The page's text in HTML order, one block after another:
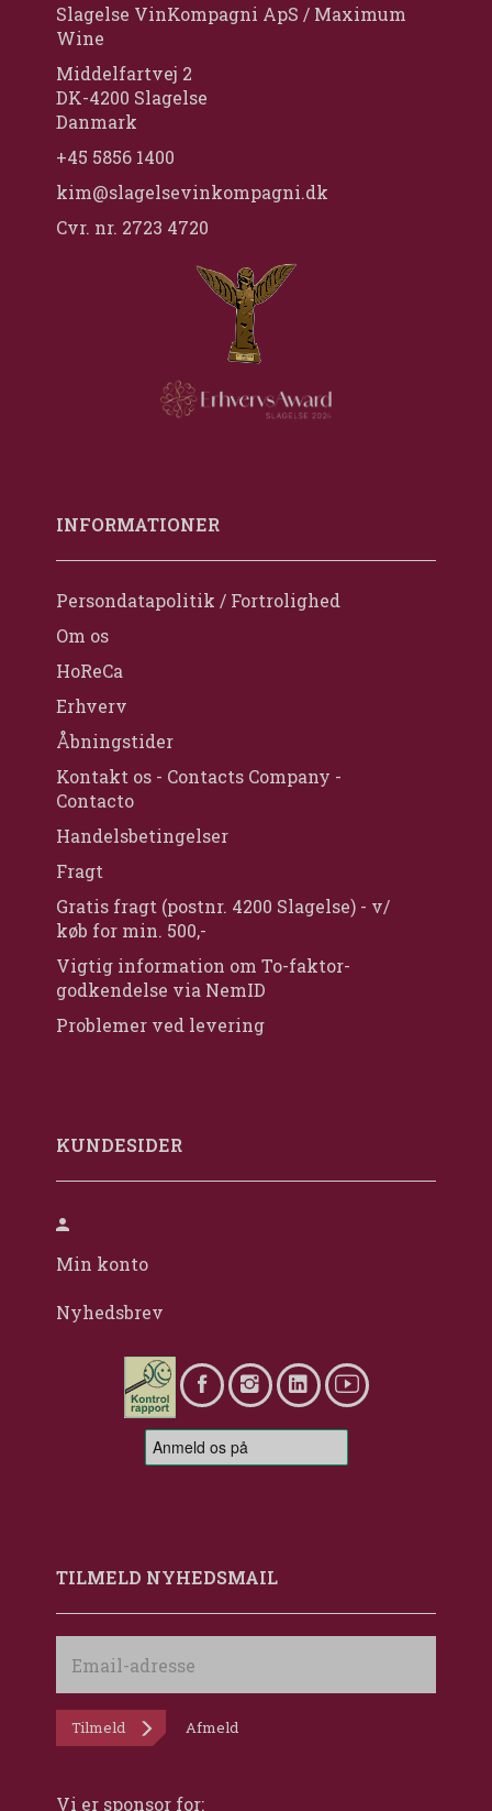
Slagelse VinKompagni ApS / Maximum
Wine
Middelfartvej 2
DK-4200 Slagelse
Danmark
+45 5856 1400
kim@slagelsevinkompagni.dk
Cvr. nr. 2723 4720
INFORMATIONER
Persondatapolitik / Fortrolighed
Om os
HoReCa
Erhverv
Åbningstider
Kontakt os - Contacts Company -
Contacto
Handelsbetingelser
Fragt
Gratis fragt (postnr. 4200 Slagelse) - v/
køb for min. 500,-
Vigtig information om To-faktor-
godkendelse via NemID
Problemer ved levering
KUNDESIDER
Min konto
Nyhedsbrev
TILMELD NYHEDSMAIL
adresse
Tilmeld Afmeld
Vi er sponsor for: